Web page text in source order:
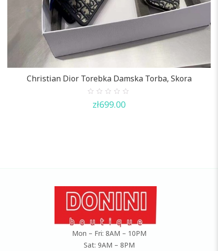
Christian Dior Torebka Damska Torba, Skora
out
zł699.00
Mon – Fri: 8AM – 10PM
Sat: 9AM – 8PM